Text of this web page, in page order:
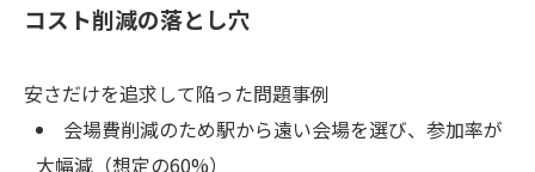
コスト削減の落とし穴
安さだけを追求して陥った問題事例
会場費削減のため駅から遠い会場を選び、参加率が
大幅減（想定の60%）